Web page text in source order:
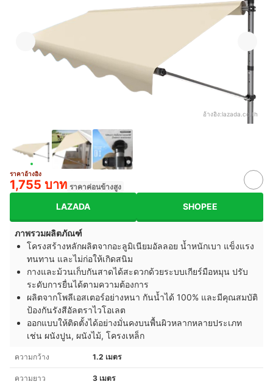
อ้างอิง:lazada.co.th
ราคาอ้างอิง
1,755 บาท ราคาค่อนข้างสูง
LAZADA SHOPEE
ภาพรวมผลิตภัณฑ์
โครงสร้างหลักผลิตจากอะลูมิเนียมอัลลอย น้ำหนักเบา แข็งแรง
ทนทาน และไม่ก่อให้เกิดสนิม
กางและม้วนเก็บกันสาดได้สะดวกด้วยระบบเกียร์มือหมุน ปรับ
ระดับการยื่นได้ตามความต้องการ
ผลิตจากโพลีเอสเตอร์อย่างหนา กันน้ำได้ 100% และมีคุณสมบัติ
ป้องกันรังสีอัลตราไวโอเลต
ออกแบบให้ติดตั้งได้อย่างมั่นคงบนพื้นผิวหลากหลายประเภท
เช่น ผนังปูน, ผนังไม้, โครงเหล็ก
ความกว้าง 1.2 เมตร
ความยาว 3 เมตร